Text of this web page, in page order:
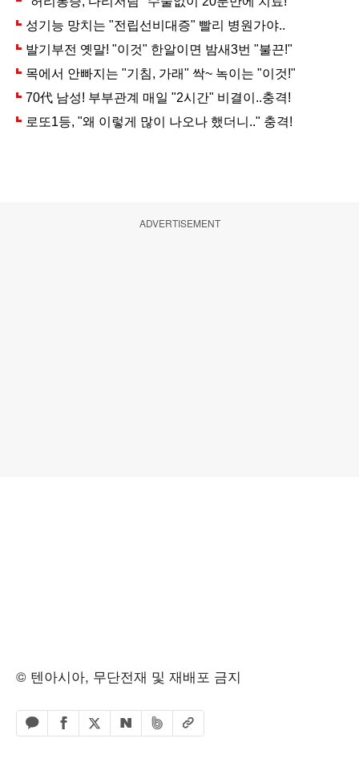
ADVERTISEMENT
© 텐아시아, 무단전재 및 재배포 금지
카카오톡 공유하기
페이스북 공유하기
엑스 공유하기
네이버 공유하기
밴드 공유하기
URL복사